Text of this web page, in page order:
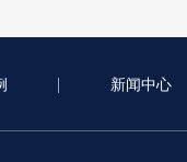
新闻中心